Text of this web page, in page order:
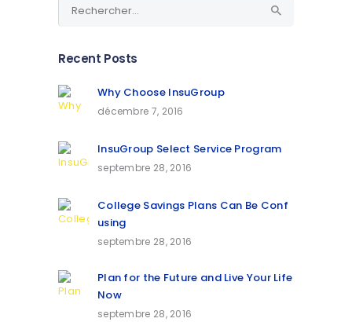
Recent Posts
Why Choose InsuGroup
décembre 7, 2016
InsuGroup Select Service Program
septembre 28, 2016
College Savings Plans Can Be Conf
using
septembre 28, 2016
Plan for the Future and Live Your Life
Now
septembre 28, 2016